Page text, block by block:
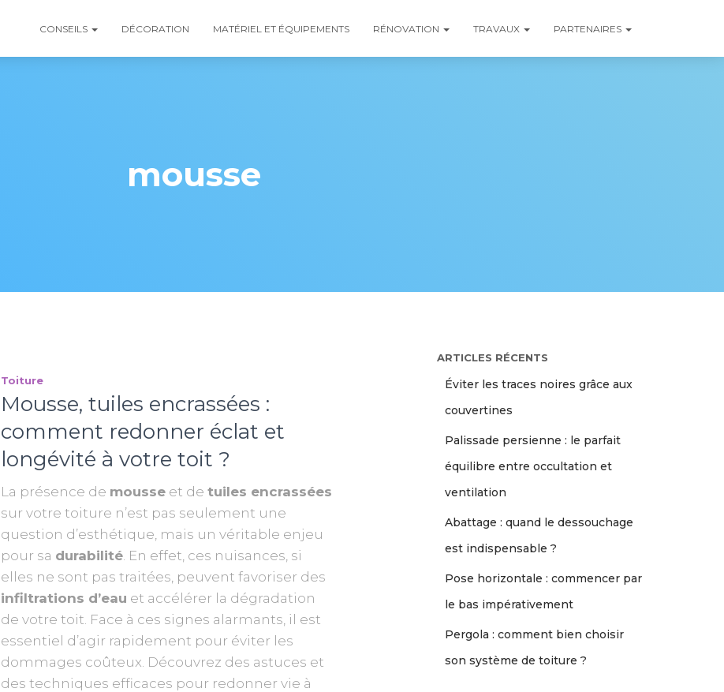
CONSEILS DÉCORATION MATÉRIEL ET ÉQUIPEMENTS RÉNOVATION TRAVAUX PARTENAIRES
mousse
Toiture
Mousse, tuiles encrassées :
comment redonner éclat et
longévité à votre toit ?
La présence de mousse et de tuiles encrassées
sur votre toiture n’est pas seulement une
question d’esthétique, mais un véritable enjeu
pour sa durabilité. En effet, ces nuisances, si
elles ne sont pas traitées, peuvent favoriser des
infiltrations d’eau et accélérer la dégradation
de votre toit. Face à ces signes alarmants, il est
essentiel d’agir rapidement pour éviter les
dommages coûteux. Découvrez des astuces et
des techniques efficaces pour redonner vie à
ARTICLES RÉCENTS
Éviter les traces noires grâce aux
couvertines
Palissade persienne : le parfait
équilibre entre occultation et
ventilation
Abattage : quand le dessouchage
est indispensable ?
Pose horizontale : commencer par
le bas impérativement
Pergola : comment bien choisir
son système de toiture ?